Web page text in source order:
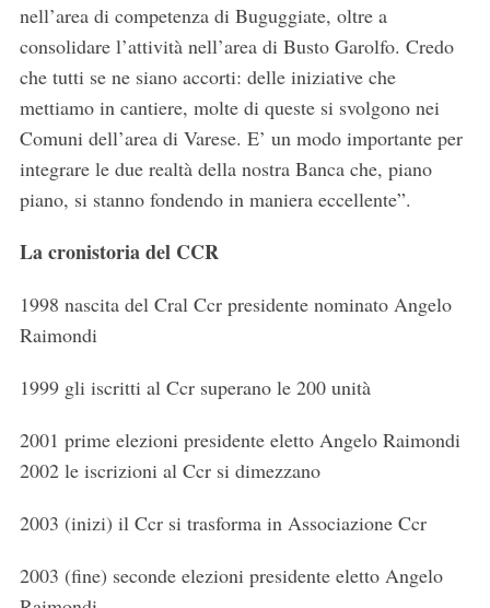
nell’area di competenza di Buguggiate, oltre a
consolidare l’attività nell’area di Busto Garolfo. Credo
che tutti se ne siano accorti: delle iniziative che
mettiamo in cantiere, molte di queste si svolgono nei
Comuni dell’area di Varese. E’ un modo importante per
integrare le due realtà della nostra Banca che, piano
piano, si stanno fondendo in maniera eccellente”.
La cronistoria del CCR
1998 nascita del Cral Ccr presidente nominato Angelo
Raimondi
1999 gli iscritti al Ccr superano le 200 unità
2001 prime elezioni presidente eletto Angelo Raimondi
2002 le iscrizioni al Ccr si dimezzano
2003 (inizi) il Ccr si trasforma in Associazione Ccr
2003 (fine) seconde elezioni presidente eletto Angelo